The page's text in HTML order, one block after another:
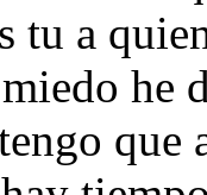
tu a
he
que